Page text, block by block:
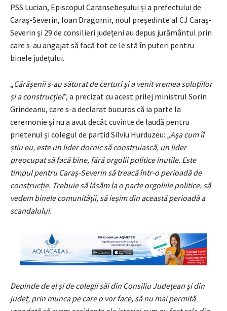
PSS Lucian, Episcopul Caransebeșului și a prefectului de
Caraș-Severin, Ioan Dragomir, noul președinte al CJ Caraș-
Severin și 29 de consilieri județeni au depus jurământul prin
care s-au angajat să facă tot ce le stă în puteri pentru
binele județului.
Cărășenii s-au săturat de certuri și a venit vremea soluțiilor
și a construcției”, a precizat cu acest prilej ministrul Sorin
Grindeanu, care s-a declarat bucuros că ia parte la
ceremonie și nu a avut decât cuvinte de laudă pentru
prietenul și colegul de partid Silviu Hurduzeu: „Așa cum îl
știu eu, este un lider dornic să construiască, un lider
preocupat să facă bine, fără orgolii politice inutile. Este
timpul pentru Caraș-Severin să treacă într-o perioadă de
construcție. Trebuie să lăsăm la o parte orgoliile politice, să
vedem binele comunității, să ieșim din această perioadă a
scandalului.
Depinde de el și de colegii săi din Consiliu Județean și din
județ, prin munca pe care o vor face, să nu mai permită